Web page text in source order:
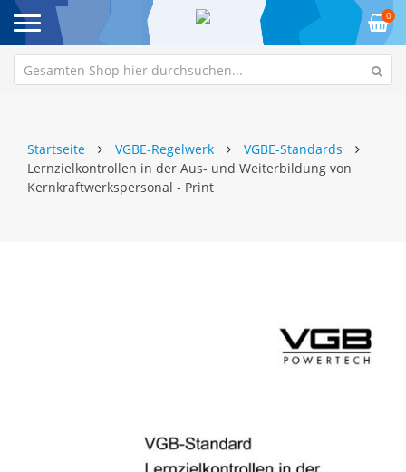
0
Startseite VGBE-Regelwerk
VGBE-Standards
Lernzielkontrollen in der Aus- und Weiterbildung von
Kernkraftwerkspersonal - Print